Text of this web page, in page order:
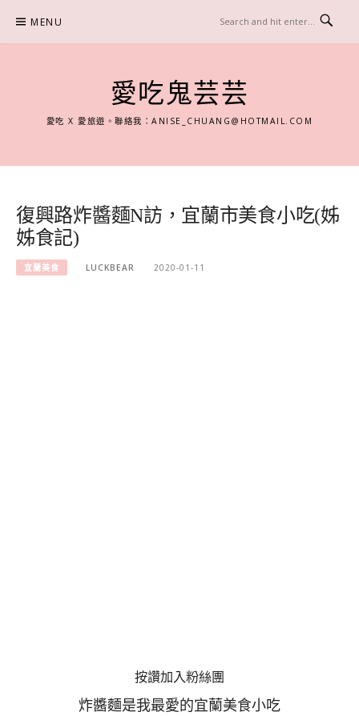
content
MENU
愛吃鬼芸芸
愛吃 X 愛旅遊。聯絡我：ANISE_CHUANG@HOTMAIL.COM
復興路炸醬麵N訪，宜蘭市美食小吃(姊
姊食記)
宜蘭美食 LUCKBEAR 2020-01-11
按讚加入粉絲團
炸醬麵是我最愛的宜蘭美食小吃